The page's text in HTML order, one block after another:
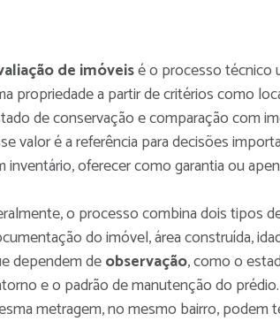
de imóveisé o processo técnico
propriedade a partir de critérios como
de conservação e comparação com
valor é a referência para decisões
inventário, oferecer como garantia ou
o processo combina dois tipos
do imóvel, área construída,
dependem deobservação, como o
e o padrão de manutenção do
metragem, no mesmo bairro, podem